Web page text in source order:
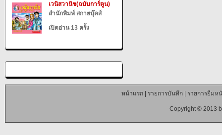
เวนิสวานิช(ฉบับการ์ตูน)
สำนักพิมพ์ สกายบุ๊คส์
เปิดอ่าน 13 ครั้ง
หน้าแรก| รายการบันทึก| รายการยืมห
Copyright © 2013